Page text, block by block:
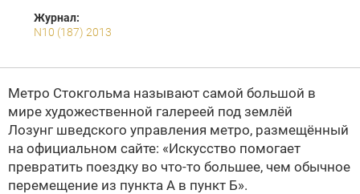
Журнал:
N10 (187) 2013
Метро Стокгольма называют самой большой в
мире художественной галереей под землёй
Лозунг шведского управления метро, размещённый
на официальном сайте: «Искусство помогает
превратить поездку во что-то большее, чем обычное
перемещение из пункта А в пункт Б».